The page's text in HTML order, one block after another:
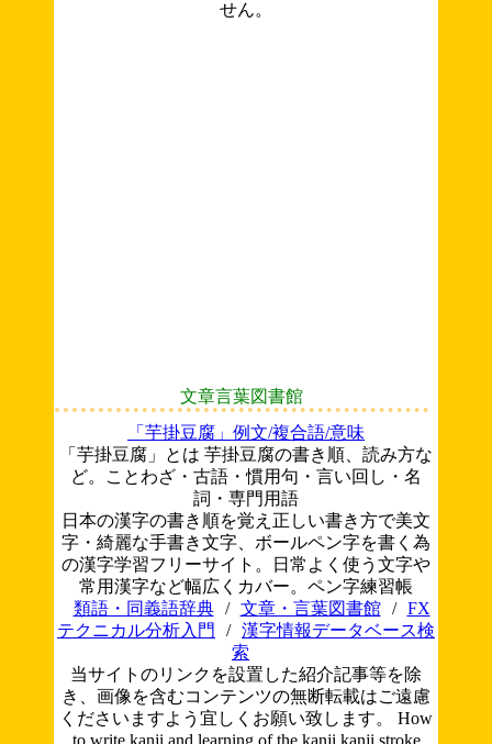
せん。
文章言葉図書館
「芋掛豆腐」例文/複合語/意味
「芋掛豆腐」とは 芋掛豆腐の書き順、読み方な
ど。ことわざ・古語・慣用句・言い回し・名
詞・専門用語
日本の漢字の書き順を覚え正しい書き方で美文
字・綺麗な手書き文字、ボールペン字を書く為
の漢字学習フリーサイト。日常よく使う文字や
常用漢字など幅広くカバー。ペン字練習帳
類語・同義語辞典
/ 文章・言葉図書館 /
FX
テクニカル分析入門
/ 漢字情報データベース検
索
当サイトのリンクを設置した紹介記事等を除
き、画像を含むコンテンツの無断転載はご遠慮
くださいますよう宜しくお願い致します。 How
to write kanji and learning of the kanji.kanji stroke